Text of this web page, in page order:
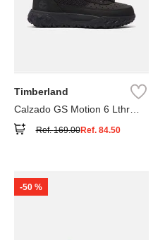
Timberland
Calzado GS Motion 6 Lthr
Ref.169.00Ref. 84.50
-50 %